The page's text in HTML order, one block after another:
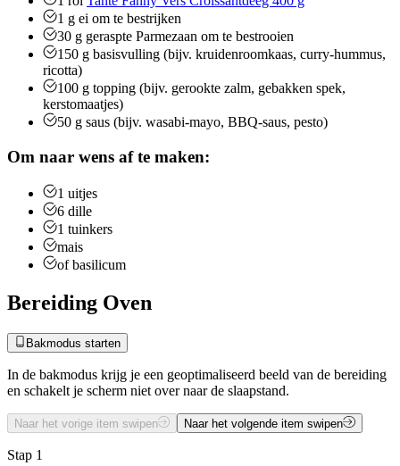
1 g ei om te bestrijken
30 g geraspte Parmezaan om te bestrooien
150 g basisvulling (bijv. kruidenroomkaas, curry-hummus,
ricotta)
100 g topping (bijv. gerookte zalm, gebakken spek,
kerstomaatjes)
50 g saus (bijv. wasabi-mayo, BBQ-saus, pesto)
Om naar wens af te maken:
1 uitjes
6 dille
1 tuinkers
mais
of basilicum
Bereiding Oven
Bakmodus starten
In de bakmodus krijg je een geoptimaliseerd beeld van de bereiding
en schakelt je scherm niet over naar de slaapstand.
Naar het vorige item swipen Naar het volgende item swipen
Stap 1